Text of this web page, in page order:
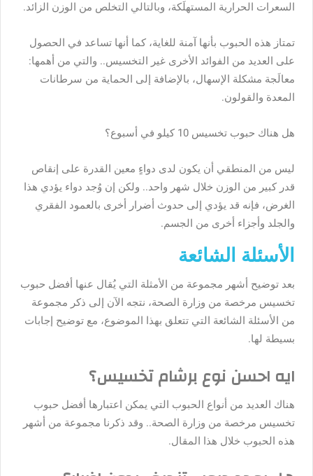
السعرات الحرارية المستهلَكة، وبالتالي التخلص من الوزن الزائد.
تمتاز هذه الحبوب بأنها آمنة للغاية، كما أنها تساعد في الحصول
على العديد من الفوائد الأخرى غير التخسيس.. والتي من أهمها:
معالَجة مشكلة الإسهال، بالإضافة إلى الحماية من سرطانات
المعدة والقولون.
هل هناك حبوب تخسيس 10 كيلو في أسبوع؟
ليس من المنطقي أن يكون لدى دواءٍ معين القدرة على إنقاص
قدر كبير من الوزن خلال شهر واحد.. ولكن إن وُجد دواء يؤدي هذا
الغرض، فإنه قد يؤدي إلى حدوث أضرار أخرى بالعمود الفقري
والجلد وأجزاء أخرى من الجسم.
الأسئلة الشائعة
بعد توضيح أشهر مجموعة من الأمثلة التي يُقال عنها أفضل حبوب
تخسيس مرخصة من وزارة الصحة، نتجه الآن إلى ذكر مجموعة
من الأسئلة الشائعة التي تتعلق بهذا الموضوع، مع توضيح إجابات
بسيطة لها.
ايه احسن نوع برشام تخسيس؟
هناك العديد من أنواع الحبوب التي يمكن اعتبارها أفضل حبوب
تخسيس مرخصة من وزارة الصحة.. وقد ذكرنا مجموعة من أشهر
هذه الحبوب خلال هذا المقال.